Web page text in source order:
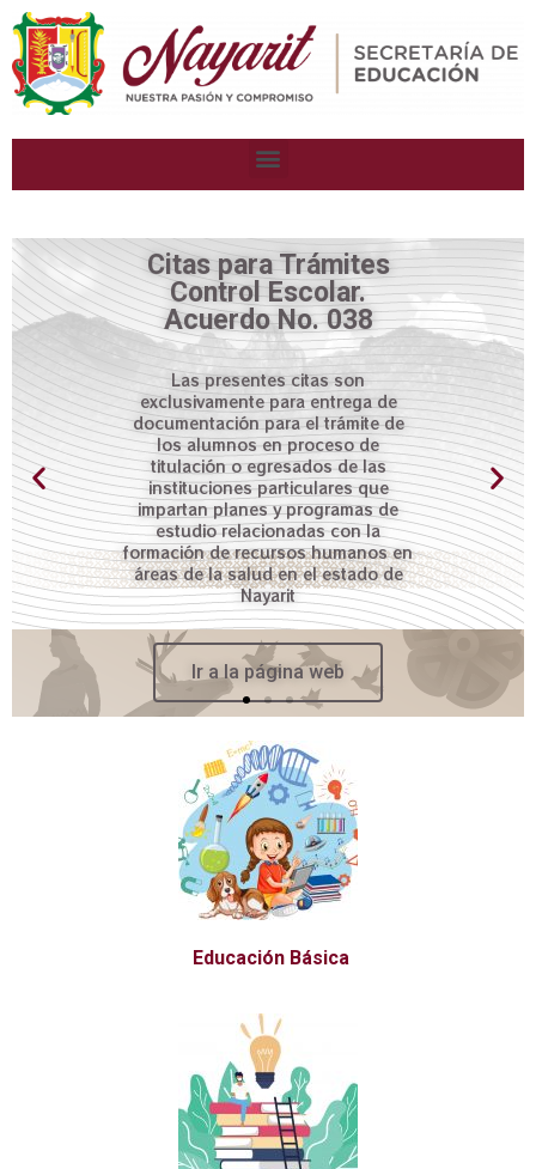
Citas para Trámites
Control Escolar.
Acuerdo No. 038
Las presentes citas son
exclusivamente para entrega de
documentación para el trámite de
los alumnos en proceso de
titulación o egresados de las
instituciones particulares que
impartan planes y programas de
estudio relacionadas con la
formación de recursos humanos en
áreas de la salud en el estado de
Nayarit
Ir a la página web
Educación Básica